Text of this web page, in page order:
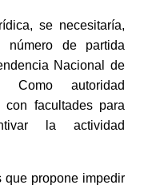
se necesitaría,
de partida
Nacional de
Como autoridad
con facultades para
la actividad
que propone impedir